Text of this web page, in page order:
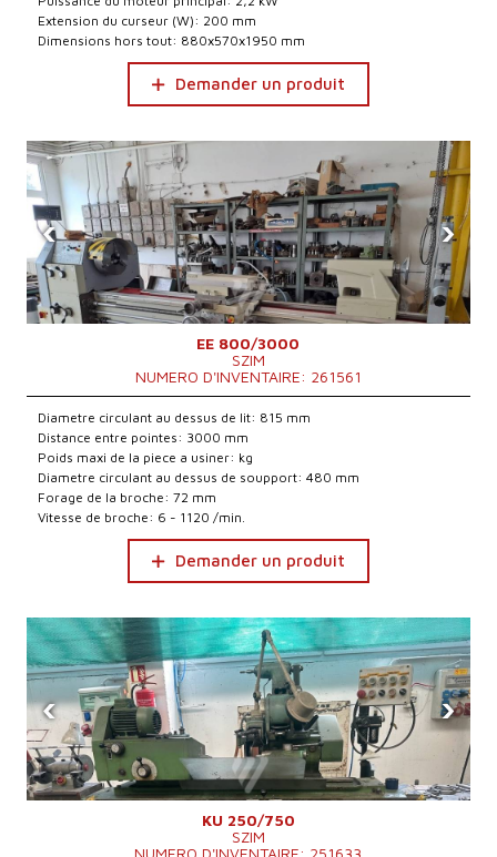
Extension du curseur (W): 200 mm
Dimensions hors tout: 880x570x1950 mm
Demander un produit
‹ ›
EE 800/3000
SZIM
NUMERO D'INVENTAIRE: 261561
Diametre circulant au dessus de lit: 815 mm
Distance entre pointes: 3000 mm
Poids maxi de la piece a usiner: kg
Diametre circulant au dessus de soupport: 480 mm
Forage de la broche: 72 mm
Vitesse de broche: 6 - 1120 /min.
Demander un produit
‹ ›
KU 250/750
SZIM
NUMERO D'INVENTAIRE: 251633